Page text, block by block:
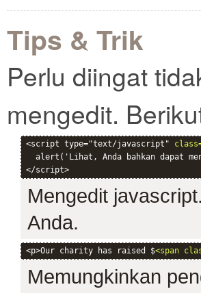
Tips & Trik
Perlu diingat
mengedit.
<script type="text/javascript"
alert('Lihat, Anda bahkan dapat
Mengedit
Anda.
<p>Our charity has raised $<span
Memungkinkan